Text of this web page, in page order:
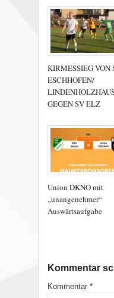
KIRMESSIEG VON
ESCHHOFEN/
GEGEN SV ELZ
Union DKNO mit
„unangenehmer“
Auswärtsaufgabe
Kommentar
Kommentar *